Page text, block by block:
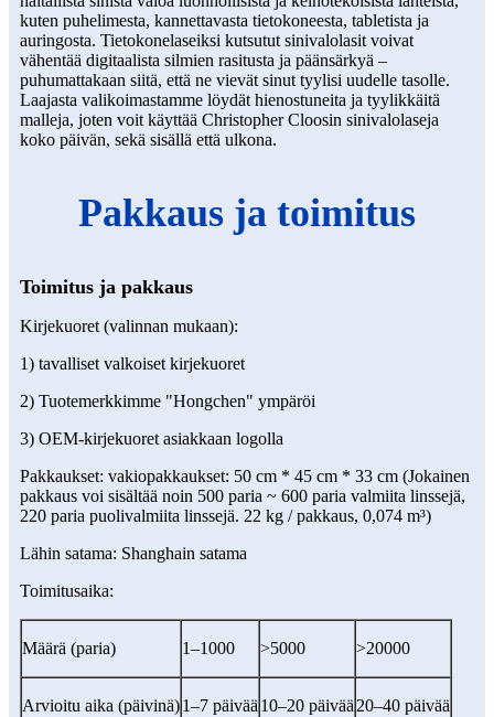
kuten puhelimesta, kannettavasta tietokoneesta, tabletista ja
auringosta. Tietokonelaseiksi kutsutut sinivalolasit voivat
vähentää digitaalista silmien rasitusta ja päänsärkyä –
puhumattakaan siitä, että ne vievät sinut tyylisi uudelle tasolle.
Laajasta valikoimastamme löydät hienostuneita ja tyylikkäitä
malleja, joten voit käyttää Christopher Cloosin sinivalolaseja
koko päivän, sekä sisällä että ulkona.
Pakkaus ja toimitus
Toimitus ja pakkaus
Kirjekuoret (valinnan mukaan):
1) tavalliset valkoiset kirjekuoret
2) Tuotemerkkimme "Hongchen" ympäröi
3) OEM-kirjekuoret asiakkaan logolla
Pakkaukset: vakiopakkaukset: 50 cm * 45 cm * 33 cm (Jokainen
pakkaus voi sisältää noin 500 paria ~ 600 paria valmiita linssejä,
220 paria puolivalmiita linssejä. 22 kg / pakkaus, 0,074 m³)
Lähin satama: Shanghain satama
Toimitusaika:
Määrä (paria) 1–1000 >5000 >20000
Arvioitu aika (päivinä)1–7 päivää 10–20 päivää 20–40 päivää